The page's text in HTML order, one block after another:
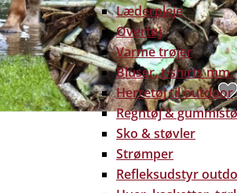
Læderpleje
Overtøj
Varme trøjer
Bluser, t-shirts mm.
Herretøj til outdoor
Regntøj &
Sko & støvler
Strømper
Refleksudstyr